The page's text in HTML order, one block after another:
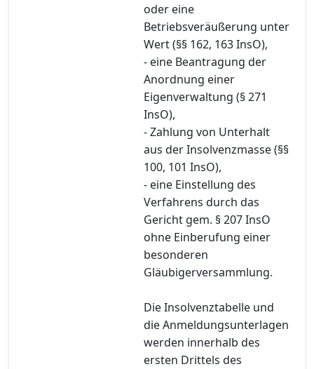
oder eine
Betriebsveräußerung unter
Wert (§§ 162, 163 InsO),
- eine Beantragung der
Anordnung einer
Eigenverwaltung (§ 271
InsO),
- Zahlung von Unterhalt
aus der Insolvenzmasse (§§
100, 101 InsO),
- eine Einstellung des
Verfahrens durch das
Gericht gem. § 207 InsO
ohne Einberufung einer
besonderen
Gläubigerversammlung.
Die Insolvenztabelle und
die Anmeldungsunterlagen
werden innerhalb des
ersten Drittels des